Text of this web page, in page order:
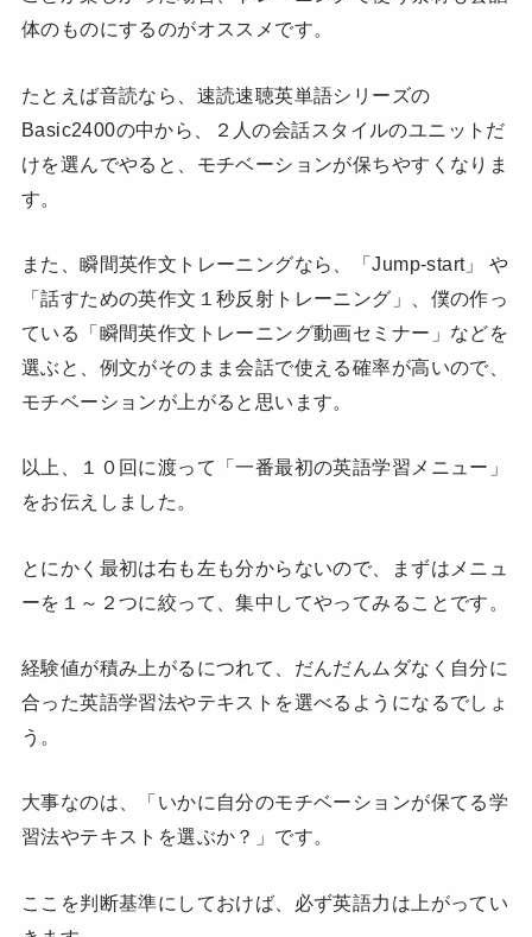
体のものにするのがオススメです。
たとえば音読なら、速読速聴英単語シリーズの
Basic2400の中から、２人の会話スタイルのユニットだ
けを選んでやると、モチベーションが保ちやすくなりま
す。
また、瞬間英作文トレーニングなら、「Jump-start」 や
「話すための英作文１秒反射トレーニング」、僕の作っ
ている「瞬間英作文トレーニング動画セミナー」などを
選ぶと、例文がそのまま会話で使える確率が高いので、
モチベーションが上がると思います。
以上、１０回に渡って「一番最初の英語学習メニュー」
をお伝えしました。
とにかく最初は右も左も分からないので、まずはメニュ
ーを１～２つに絞って、集中してやってみることです。
経験値が積み上がるにつれて、だんだんムダなく自分に
合った英語学習法やテキストを選べるようになるでしょ
う。
大事なのは、「いかに自分のモチベーションが保てる学
習法やテキストを選ぶか？」です。
ここを判断基準にしておけば、必ず英語力は上がってい